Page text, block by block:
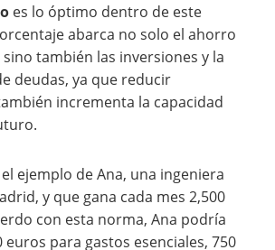
es lo óptimo dentro de este
abarca no solo el ahorro
también las inversiones y la
deudas, ya que reducir
incrementa la capacidad
ejemplo de Ana, una ingeniera
y que gana cada mes 2,500
con esta norma, Ana podría
euros para gastos esenciales, 750